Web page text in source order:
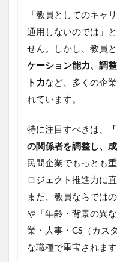
種例
6
民
転
職
に
強
お
す
す
め
資
格
おすす
め資格
と学習
サービ
「教員としてのキャ
通用しないのでは」
せん。しかし、教員と
ケーション能力、調
ト力など、多くの企
れています。
特に注目すべきは、
の関係者を調整し、成
民間企業でもっとも
ロジェクト推進力に直
また、教員ならでは
や「年齢・背景の異
業・人事・CS（カス
な職種で重宝されます